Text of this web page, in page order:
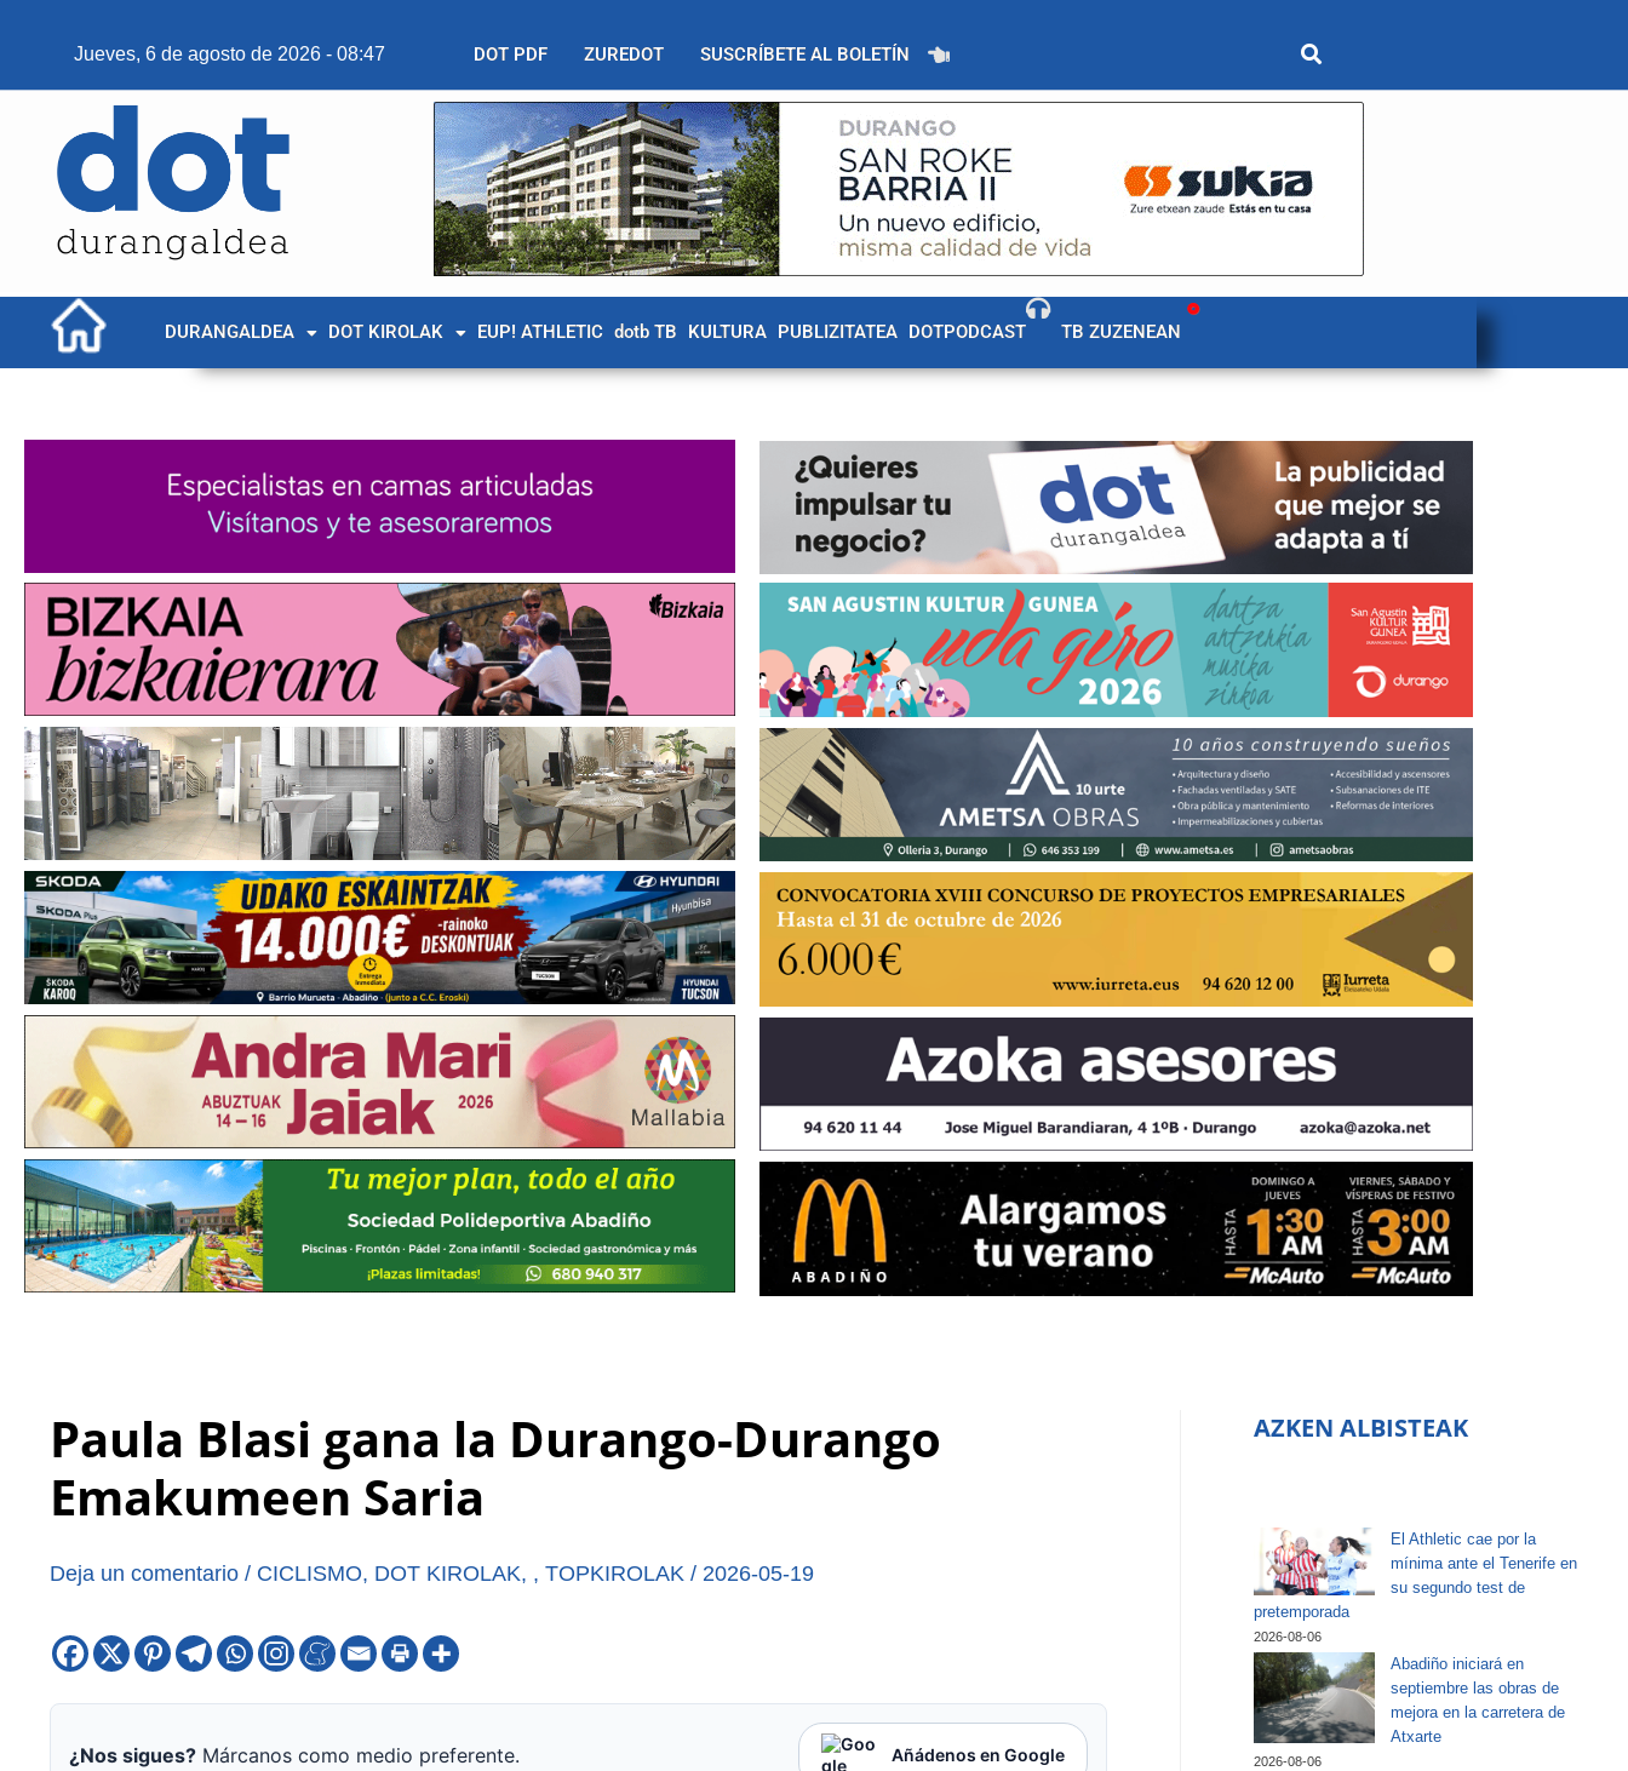
Jueves, 6 de agosto de 2026 - 08:47 DOT PDF ZUREDOT SUSCRÍBETE AL BOLETÍN
DURANGALDEA DOT KIROLAK EUP! ATHLETIC dotb TB KULTURA PUBLIZITATEA DOTPODCAST TB ZUZENEAN
Paula Blasi gana la Durango-Durango
Emakumeen Saria
Deja un comentario / CICLISMO, DOT KIROLAK, , TOPKIROLAK / 2026-05-19
¿Nos sigues?Márcanos como medio preferente. Añádenos en Google
AZKEN ALBISTEAK
El Athletic cae por la
mínima ante el Tenerife en
su segundo test de
pretemporada
2026-08-06
Abadiño iniciará en
septiembre las obras de
mejora en la carretera de
Atxarte
2026-08-06